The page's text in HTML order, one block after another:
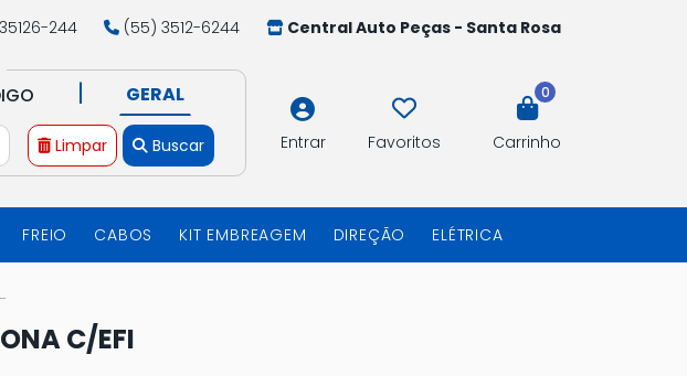
244 (55) 3512-6244
Central Auto Peças - Santa Rosa
| GERAL
Limpar Buscar Entrar Favoritos
0
Carrinho
FREIO CABOS KIT EMBREAGEM DIREÇÃO ELÉTRICA
C/EFI